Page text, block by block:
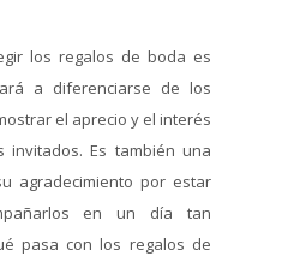
los regalos de boda es
a diferenciarse de los
el aprecio y el interés
invitados. Es también una
agradecimiento por estar
en un día tan
pasa con los regalos de